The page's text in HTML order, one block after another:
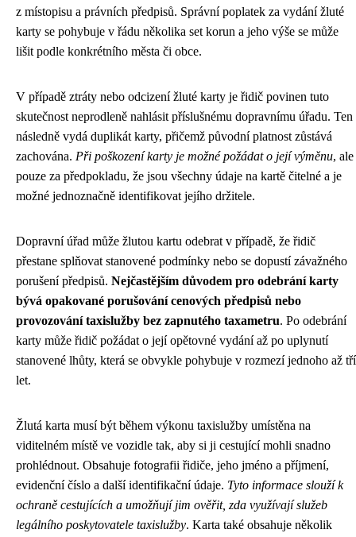
z místopisu a právních předpisů. Správní poplatek za vydání žluté
karty se pohybuje v řádu několika set korun a jeho výše se může
lišit podle konkrétního města či obce.
V případě ztráty nebo odcizení žluté karty je řidič povinen tuto
skutečnost neprodleně nahlásit příslušnému dopravnímu úřadu. Ten
následně vydá duplikát karty, přičemž původní platnost zůstává
zachována. Při poškození karty je možné požádat o její výměnu, ale
pouze za předpokladu, že jsou všechny údaje na kartě čitelné a je
možné jednoznačně identifikovat jejího držitele.
Dopravní úřad může žlutou kartu odebrat v případě, že řidič
přestane splňovat stanovené podmínky nebo se dopustí závažného
porušení předpisů. Nejčastějším důvodem pro odebrání karty
bývá opakované porušování cenových předpisů nebo
provozování taxislužby bez zapnutého taxametru. Po odebrání
karty může řidič požádat o její opětovné vydání až po uplynutí
stanovené lhůty, která se obvykle pohybuje v rozmezí jednoho až tří
let.
Žlutá karta musí být během výkonu taxislužby umístěna na
viditelném místě ve vozidle tak, aby si ji cestující mohli snadno
prohlédnout. Obsahuje fotografii řidiče, jeho jméno a příjmení,
evidenční číslo a další identifikační údaje. Tyto informace slouží k
ochraně cestujících a umožňují jim ověřit, zda využívají služeb
legálního poskytovatele taxislužby. Karta také obsahuje několik